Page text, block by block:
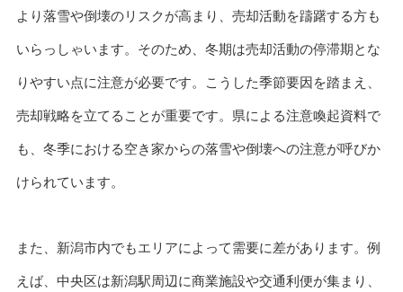
より落雪や倒壊のリスクが高まり、売却活動を躊躇する方も
いらっしゃいます。そのため、冬期は売却活動の停滞期とな
りやすい点に注意が必要です。こうした季節要因を踏まえ、
売却戦略を立てることが重要です。県による注意喚起資料で
も、冬季における空き家からの落雪や倒壊への注意が呼びか
けられています。
また、新潟市内でもエリアによって需要に差があります。例
えば、中央区は新潟駅周辺に商業施設や交通利便が集まり、